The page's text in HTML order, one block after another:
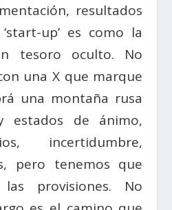
resultados
up’ es como la
tesoro oculto. No
una X que marque
una montaña rusa
estados de ánimo,
incertidumbre,
pero tenemos que
provisiones. No